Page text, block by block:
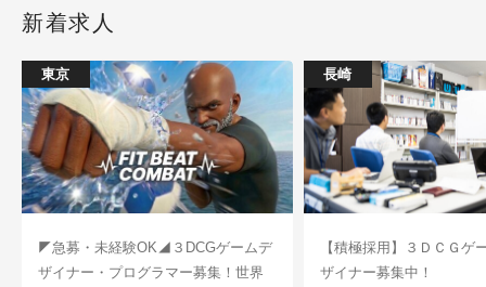
新着求人
東京
◤急募・未経験OK◢３DCGゲームデ
ザイナー・プログラマー募集！世界
長崎
【積極採用】３ＤＣＧゲ
ザイナー募集中！